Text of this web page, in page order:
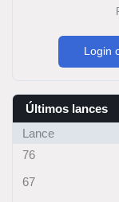
Login
Últimos lances
Lance
76
67